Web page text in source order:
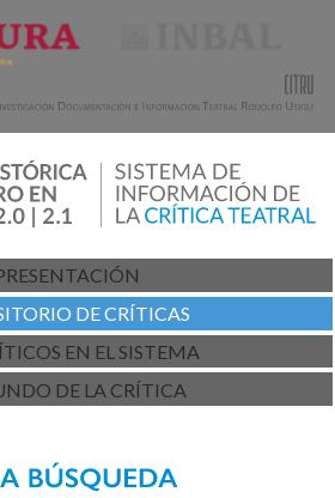
DE CRÍTICAS
EN EL SISTEMA
DE LA CRÍTICA